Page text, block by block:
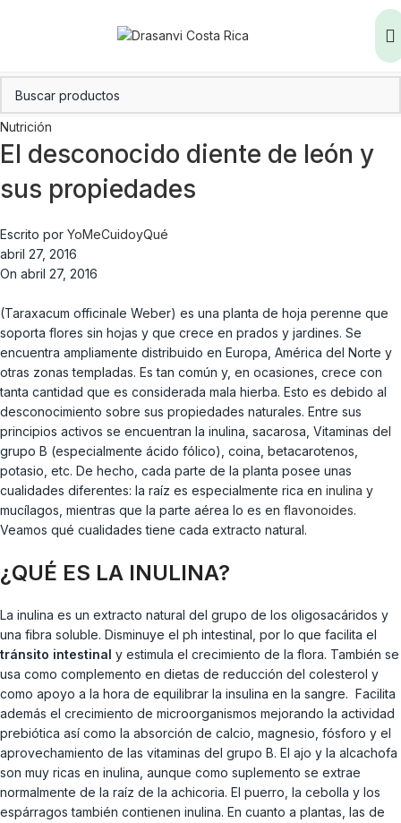
Nutrición
El desconocido diente de león y
sus propiedades
Escrito por YoMeCuidoyQué
abril 27, 2016
On abril 27, 2016
(Taraxacum officinale Weber) es una planta de hoja perenne que
soporta flores sin hojas y que crece en prados y jardines. Se
encuentra ampliamente distribuido en Europa, América del Norte y
otras zonas templadas. Es tan común y, en ocasiones, crece con
tanta cantidad que es considerada mala hierba. Esto es debido al
desconocimiento sobre sus propiedades naturales. Entre sus
principios activos se encuentran la inulina, sacarosa, Vitaminas del
grupo B (especialmente ácido fólico), coina, betacarotenos,
potasio, etc. De hecho, cada parte de la planta posee unas
cualidades diferentes: la raíz es especialmente rica en inulina y
mucílagos, mientras que la parte aérea lo es en flavonoides.
Veamos qué cualidades tiene cada extracto natural.
¿QUÉ ES LA INULINA?
La inulina es un extracto natural del grupo de los oligosacáridos y
una fibra soluble. Disminuye el ph intestinal, por lo que facilita el
tránsito intestinal y estimula el crecimiento de la flora. También se
usa como complemento en dietas de reducción del colesterol y
como apoyo a la hora de equilibrar la insulina en la sangre. Facilita
además el crecimiento de microorganismos mejorando la actividad
prebiótica así como la absorción de calcio, magnesio, fósforo y el
aprovechamiento de las vitaminas del grupo B. El ajo y la alcachofa
son muy ricas en inulina, aunque como suplemento se extrae
normalmente de la raíz de la achicoria. El puerro, la cebolla y los
espárragos también contienen inulina. En cuanto a plantas, las de